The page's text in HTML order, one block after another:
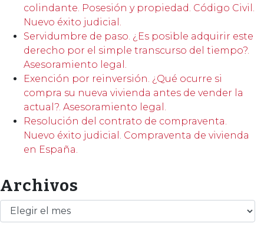
colindante. Posesión y propiedad. Código Civil.
Nuevo éxito judicial.
Servidumbre de paso. ¿Es posible adquirir este
derecho por el simple transcurso del tiempo?.
Asesoramiento legal.
Exención por reinversión. ¿Qué ocurre si
compra su nueva vivienda antes de vender la
actual?. Asesoramiento legal.
Resolución del contrato de compraventa.
Nuevo éxito judicial. Compraventa de vivienda
en España.
Archivos
Archivos